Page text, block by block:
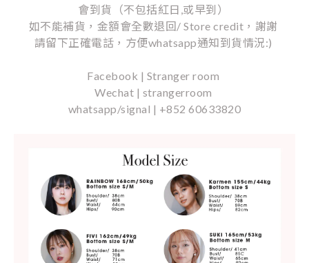
會到貨（不包括紅日,或早到）
如不能補貨，金額會全數退回/ Store credit，謝謝
請留下正確電話，方便whatsapp通知到貨情況:)
Facebook | Stranger room
Wechat | strangerroom
whatsapp/signal | +852 60633820